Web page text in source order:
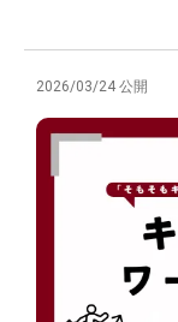
2026/03/24 公開